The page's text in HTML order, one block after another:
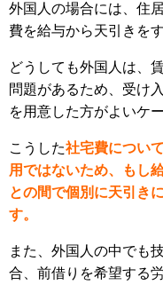
外国人の場合には、住
費を給与から天引きを
どうしても外国人は、
問題があるため、受け
を用意した方がよいケ
こうした社宅費につい
用ではないため、もし
との間で個別に天引き
す。
また、外国人の中でも
合、前借りを希望する